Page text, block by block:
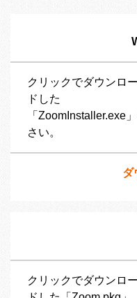
クリックでダウンロ
ドした
「ZoomInstaller.exe
さい。
ダ
クリックでダウンロ